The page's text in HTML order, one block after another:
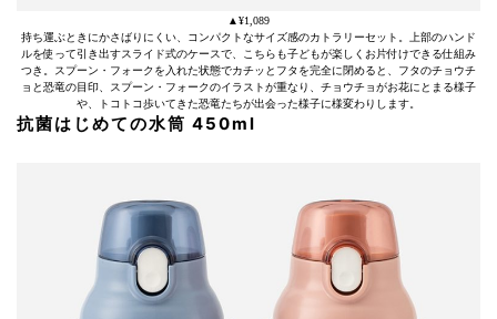
▲¥1,089
持ち運ぶときにかさばりにくい、コンパクトなサイズ感のカトラリーセット。上部のハンド
ルを使って引き出すスライド式のケースで、こちらも子どもが楽しくお片付けできる仕組み
つき。スプーン・フォークを入れた状態でカチッとフタを完全に閉めると、フタのチョウチ
ョと恐竜の目印、スプーン・フォークのイラストが重なり、チョウチョがお花にとまる様子
や、トコトコ歩いてきた恐竜たちが出会った様子に様変わりします。
抗菌はじめての水筒 450ml